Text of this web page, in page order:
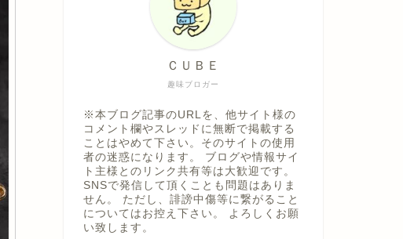
趣味ブロガー
ＣＵＢＥ
※本ブログ記事のURLを、他サイト様の
コメント欄やスレッドに無断で掲載する
ことはやめて下さい。そのサイトの使用
者の迷惑になります。 ブログや情報サイ
ト主様とのリンク共有等は大歓迎です。
SNSで発信して頂くことも問題はありま
せん。 ただし、誹謗中傷等に繋がること
についてはお控え下さい。 よろしくお願
い致します。